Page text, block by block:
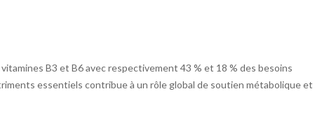
B3 et B6 avec respectivement 43 % et 18 % des besoins
essentiels contribue à un rôle global de soutien métabolique et